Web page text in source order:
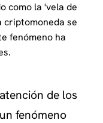
como la 'vela de
criptomoneda se
fenómeno ha
de los
fenómeno